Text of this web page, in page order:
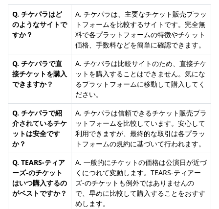
Q. チケパラはど
のようなサイトで
すか？
A. チケパラは、主要なチケット販売プラッ
トフォームを比較するサイトです。完全無
料で各プラットフォームの特徴やチケット
価格、手数料などを簡単に確認できます。
Q. チケパラで直
接チケットを購入
できますか？
A. チケパラは比較サイトのため、直接チケ
ットを購入することはできません。気にな
るプラットフォームに移動して購入してく
ださい。
Q. チケパラで紹
介されているチケ
ットは安全です
か？
A. チケパラは信頼できるチケット販売プラ
ットフォームを比較しています。安心して
利用できますが、最終的な取引は各プラッ
トフォームの規約に基づいて行われます。
Q. TEARS-ティア
ーズ-のチケット
はいつ購入するの
がベストですか？
A. 一般的にチケットの価格は公演日が近づ
くにつれて変動します。TEARS-ティアー
ズ-のチケットも例外ではありませんの
で、早めに比較して購入することをおすす
めします。